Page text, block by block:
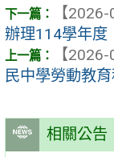
相關公告
【2026-
辦理114學年度
【2026-
民中學勞動教